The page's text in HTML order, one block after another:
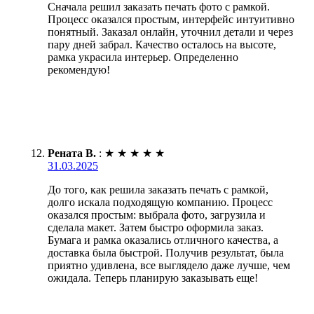
Сначала решил заказать печать фото с рамкой.
Процесс оказался простым, интерфейс интуитивно
понятный. Заказал онлайн, уточнил детали и через
пару дней забрал. Качество осталось на высоте,
рамка украсила интерьер. Определенно
рекомендую!
Рената В. : ★ ★ ★ ★ ★
31.03.2025
До того, как решила заказать печать с рамкой,
долго искала подходящую компанию. Процесс
оказался простым: выбрала фото, загрузила и
сделала макет. Затем быстро оформила заказ.
Бумага и рамка оказались отличного качества, а
доставка была быстрой. Получив результат, была
приятно удивлена, все выглядело даже лучше, чем
ожидала. Теперь планирую заказывать еще!